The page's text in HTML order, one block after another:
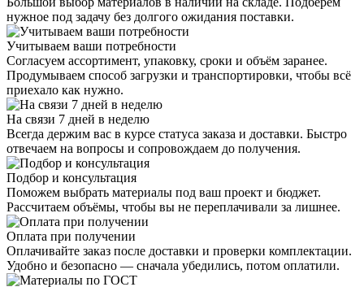
нужное под задачу без долгого ожидания поставки.
Учитываем ваши потребности
Согласуем ассортимент, упаковку, сроки и объём заранее.
Продумываем способ загрузки и транспортировки, чтобы всё
приехало как нужно.
На связи 7 дней в неделю
Всегда держим вас в курсе статуса заказа и доставки. Быстро
отвечаем на вопросы и сопровождаем до получения.
Подбор и консультация
Поможем выбрать материалы под ваш проект и бюджет.
Рассчитаем объёмы, чтобы вы не переплачивали за лишнее.
Оплата при получении
Оплачивайте заказ после доставки и проверки комплектации.
Удобно и безопасно — сначала убедились, потом оплатили.